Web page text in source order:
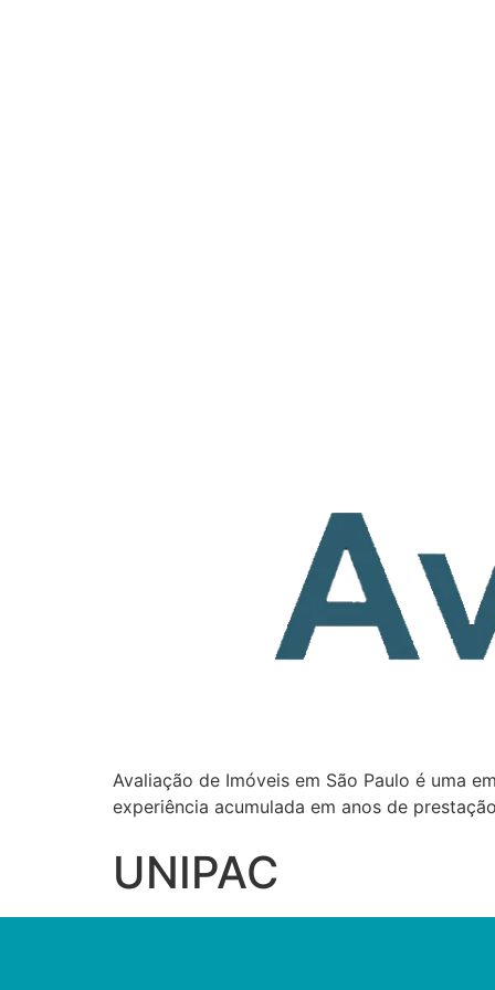
Avaliação de Imóveis em São Paulo é uma
experiência acumulada em anos de
UNIPAC